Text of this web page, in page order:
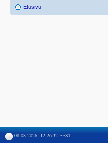
Etusivu
08.08.2026, 12:26:32 EEST